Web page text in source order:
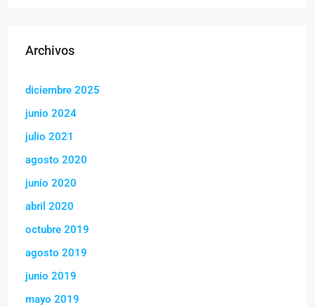
Archivos
diciembre 2025
junio 2024
julio 2021
agosto 2020
junio 2020
abril 2020
octubre 2019
agosto 2019
junio 2019
mayo 2019